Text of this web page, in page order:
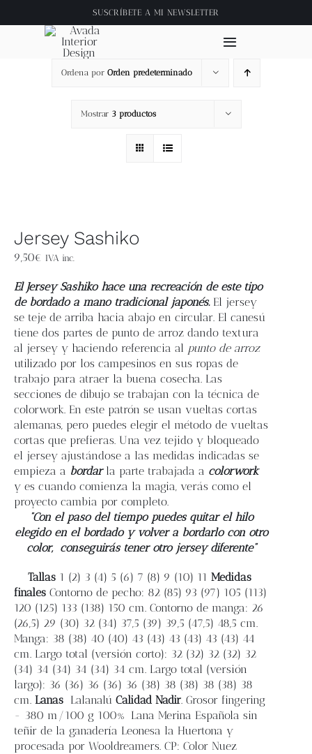
al
contenido
SUSCRÍBETE A MI NEWSLETTER
Toggle
Navigation
Blog
Contacto
Newsletter
Carrito
Mi cuenta
Ordena por Orden predeterminado
Mostrar 3 productos
Jersey Sashiko
9,50€ IVA inc.
El Jersey Sashiko hace una recreación de este tipo
de bordado a mano tradicional japonés.El jersey
se teje de arriba hacia abajo en circular. El canesú
tiene dos partes de punto de arroz dando textura
al jersey y haciendo referencia al punto de arroz
utilizado por los campesinos en sus ropas de
trabajo para atraer la buena cosecha. Las
secciones de dibujo se trabajan con la técnica de
colorwork. En este patrón se usan vueltas cortas
alemanas, pero puedes elegir el método de vueltas
cortas que prefieras. Una vez tejido y bloqueado
el jersey ajustándose a las medidas indicadas se
empieza a bordarla parte trabajada a colorwork
y es cuando comienza la magia, verás como el
proyecto cambia por completo.
“Con el paso del tiempo puedes quitar el hilo
elegido en el bordado y volver a bordarlo con otro
color,
conseguirás tener otro jersey diferente”
Tallas 1 (2) 3 (4) 5 (6) 7 (8) 9 (10) 11 Medidas
finales Contorno de pecho: 82 (85) 93 (97) 105 (113)
120 (125) 133 (138) 150 cm. Contorno de manga: 26
(26,5) 29 (30) 32 (34) 37,5 (39) 39,5 (47,5) 48,5 cm.
Manga: 38 (38) 40 (40) 43 (43) 43 (43) 43 (43) 44
cm. Largo total (versión corto): 32 (32) 32 (32) 32
(34) 34 (34) 34 (34) 34 cm. Largo total (versión
largo): 36 (36) 36 (36) 36 (38) 38 (38) 38 (38) 38
cm. Lanas Lalanalú Calidad Nadir. Grosor fingering
- 380 m/100 g 100% Lana Merina Española sin
teñir de la ganadería Leonesa la Huertona y
procesada por Wooldreamers. CP: Color Nuez